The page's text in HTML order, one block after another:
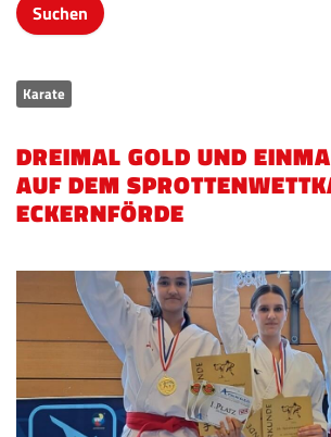
Karate
DREIMAL GOLD UND
AUF DEM
ECKERNFÖRDE